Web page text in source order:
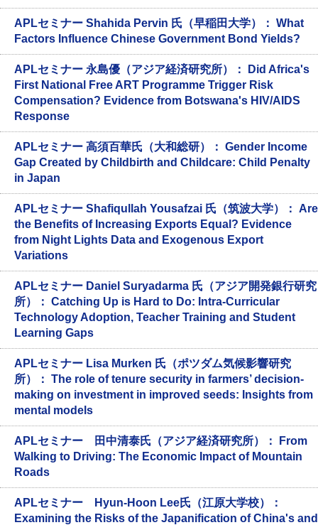
APLセミナー Shahida Pervin 氏（早稲田大学）： What
Factors Influence Chinese Government Bond Yields?
APLセミナー 永島優（アジア経済研究所）： Did Africa's
First National Free ART Programme Trigger Risk
Compensation? Evidence from Botswana's HIV/AIDS
Response
APLセミナー 高須百華氏（大和総研）： Gender Income
Gap Created by Childbirth and Childcare: Child Penalty
in Japan
APLセミナー Shafiqullah Yousafzai 氏（筑波大学）： Are
the Benefits of Increasing Exports Equal? Evidence
from Night Lights Data and Exogenous Export
Variations
APLセミナー Daniel Suryadarma 氏（アジア開発銀行研究
所）： Catching Up is Hard to Do: Intra-Curricular
Technology Adoption, Teacher Training and Student
Learning Gaps
APLセミナー Lisa Murken 氏（ポツダム気候影響研究
所）： The role of tenure security in farmers’ decision-
making on investment in improved seeds: Insights from
mental models
APLセミナー 田中清泰氏（アジア経済研究所）： From
Walking to Driving: The Economic Impact of Mountain
Roads
APLセミナー Hyun-Hoon Lee氏（江原大学校）：
Examining the Risks of the Japanification of China's and